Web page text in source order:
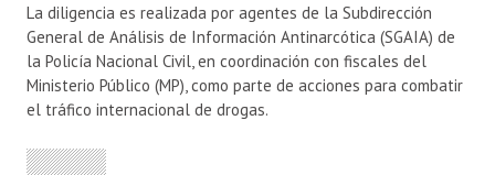
La diligencia es realizada por agentes de la Subdirección
General de Análisis de Información Antinarcótica (SGAIA) de
la Policía Nacional Civil, en coordinación con fiscales del
Ministerio Público (MP), como parte de acciones para combatir
el tráfico internacional de drogas.